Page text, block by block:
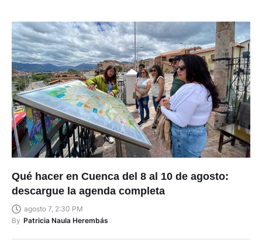
Qué hacer en Cuenca del 8 al 10 de agosto:
descargue la agenda completa
agosto 7, 2:30 PM
By Patricia Naula Herembás